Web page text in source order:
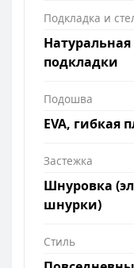
Подкладка и
подкладки
Подошва
EVA, гибкая
Застежка
Шнуровка
шнурки)
Стиль